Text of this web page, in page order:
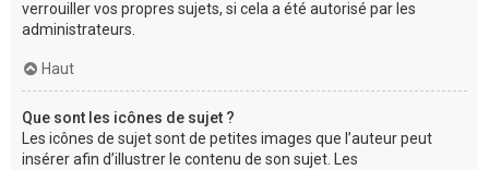
verrouiller vos propres sujets, si cela a été autorisé par les
administrateurs.
Haut
Que sont les icônes de sujet ?
Les icônes de sujet sont de petites images que l’auteur peut
insérer afin d’illustrer le contenu de son sujet. Les